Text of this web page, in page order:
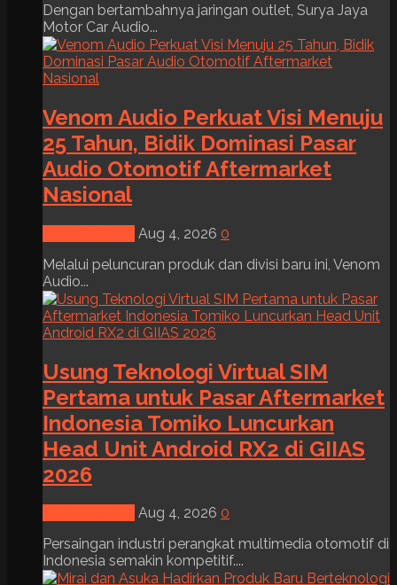
Dengan bertambahnya jaringan outlet, Surya Jaya
Motor Car Audio...
Venom Audio Perkuat Visi Menuju
25 Tahun, Bidik Dominasi Pasar
Audio Otomotif Aftermarket
Nasional
Aug 4, 2026 0
Melalui peluncuran produk dan divisi baru ini, Venom
Audio...
Usung Teknologi Virtual SIM
Pertama untuk Pasar Aftermarket
Indonesia Tomiko Luncurkan
Head Unit Android RX2 di GIIAS
2026
Aug 4, 2026 0
Persaingan industri perangkat multimedia otomotif di
Indonesia semakin kompetitif....